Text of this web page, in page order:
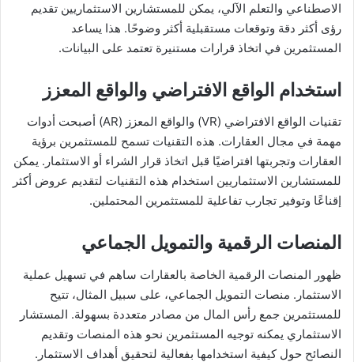
الاصطناعي والتعلم الآلي، يمكن للمستشارين الاستثماريين تقديم
رؤى أكثر دقة وتوقعات مستقبلية أكثر وضوحًا. هذا يساعد
المستثمرين في اتخاذ قرارات مستنيرة تعتمد على البيانات.
استخدام الواقع الافتراضي والواقع المعزز
تقنيات الواقع الافتراضي (VR) والواقع المعزز (AR) أصبحت أدوات
مهمة في مجال العقارات. هذه التقنيات تسمح للمستثمرين برؤية
العقارات وتجربتها افتراضيًا قبل اتخاذ قرار الشراء أو الاستثمار. يمكن
للمستشارين الاستثماريين استخدام هذه التقنيات لتقديم عروض أكثر
إقناعًا وتوفير تجارب تفاعلية للمستثمرين المحتملين.
المنصات الرقمية والتمويل الجماعي
ظهور المنصات الرقمية الخاصة بالعقارات ساهم في تسهيل عملية
الاستثمار. منصات التمويل الجماعي، على سبيل المثال، تتيح
للمستثمرين جمع رأس المال من مصادر متعددة بسهولة. المستشار
الاستثماري يمكنه توجيه المستثمرين نحو هذه المنصات وتقديم
النصائح حول كيفية استخدامها بفعالية لتحقيق أهداف الاستثمار.